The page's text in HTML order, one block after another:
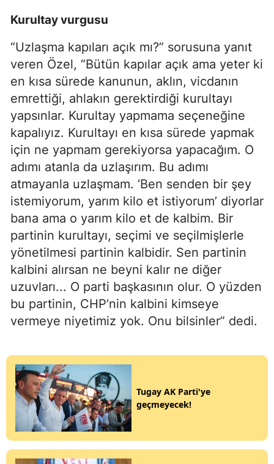
Kurultay vurgusu
“Uzlaşma kapıları açık mı?” sorusuna yanıt
veren Özel, “Bütün kapılar açık ama yeter ki
en kısa sürede kanunun, aklın, vicdanın
emrettiği, ahlakın gerektirdiği kurultayı
yapsınlar. Kurultay yapmama seçeneğine
kapalıyız. Kurultayı en kısa sürede yapmak
için ne yapmam gerekiyorsa yapacağım. O
adımı atanla da uzlaşırım. Bu adımı
atmayanla uzlaşmam. ‘Ben senden bir şey
istemiyorum, yarım kilo et istiyorum’ diyorlar
bana ama o yarım kilo et de kalbim. Bir
partinin kurultayı, seçimi ve seçilmişlerle
yönetilmesi partinin kalbidir. Sen partinin
kalbini alırsan ne beyni kalır ne diğer
uzuvları... O parti başkasının olur. O yüzden
bu partinin, CHP’nin kalbini kimseye
vermeye niyetimiz yok. Onu bilsinler” dedi.
Tugay AK Parti'ye
geçmeyecek!